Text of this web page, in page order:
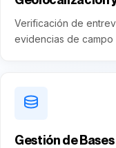
Verificación de
evidencias de campo
Gestión de